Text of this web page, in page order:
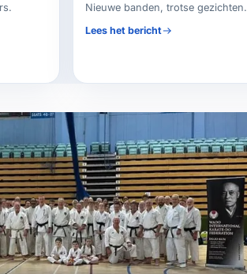
Nieuwe banden, trotse gezichten.
Lees het bericht